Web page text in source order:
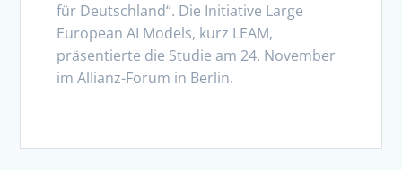
für Deutschland“. Die Initiative Large
European AI Models, kurz LEAM,
präsentierte die Studie am 24. November
im Allianz-Forum in Berlin.